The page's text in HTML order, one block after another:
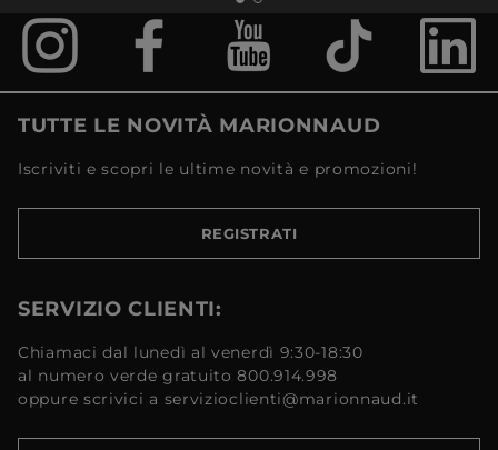
TUTTE LE NOVITÀ MARIONNAUD
Iscriviti e scopri le ultime novità e promozioni!
REGISTRATI
SERVIZIO CLIENTI:
Chiamaci dal lunedì al venerdì 9:30-18:30
al numero verde gratuito 800.914.998
oppure scrivici a servizioclienti@marionnaud.it